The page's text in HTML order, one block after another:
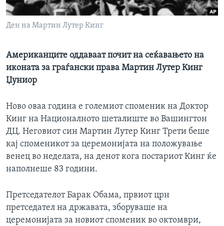
ИНТЕРВЈУА
Ден на Мартин Лутер Кинг
Американците оддаваат почит на сеќавањето на
иконата за граѓански права Мартин Лутер Кинг
Џуниор
Ново оваа година е големиот споменик на Доктор
Кинг на Националното шеталиште во Вашингтон
ДЦ. Неговиот син Мартин Лутер Кинг Трети беше
кај споменикот за церемонијата на положување
венец во неделата, на денот кога постариот Кинг ќе
наполнеше 83 години.
Претседателот Барак Обама, првиот црн
претседател на државата, зборуваше на
церемонијата за новиот споменик во октомври,